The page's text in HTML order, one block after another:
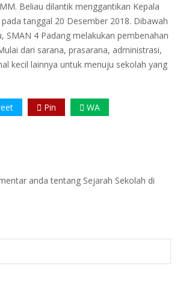
Beliau dilantik menggantikan Kepala
tanggal 20 Desember 2018. Dibawah
SMAN 4 Padang melakukan pembenahan
dari sarana, prasarana, administrasi,
kecil lainnya untuk menuju sekolah yang
Pin WA
anda tentang Sejarah Sekolah di